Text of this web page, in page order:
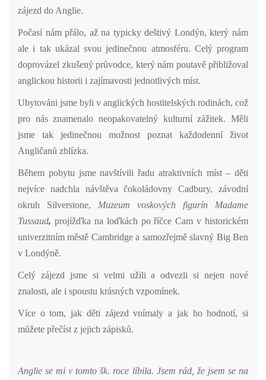
zájezd do Anglie.
Počasí nám přálo, až na typicky deštivý Londýn, který nám
ale i tak ukázal svou jedinečnou atmosféru. Celý program
doprovázel zkušený průvodce, který nám poutavě přibližoval
anglickou historii i zajímavosti jednotlivých míst.
Ubytováni jsme byli v anglických hostitelských rodinách, což
pro nás znamenalo neopakovatelný kulturní zážitek. Měli
jsme tak jedinečnou možnost poznat každodenní život
Angličanů zblízka.
Během pobytu jsme navštívili řadu atraktivních míst – děti
nejvíce nadchla návštěva čokoládovny Cadbury, závodní
okruh Silverstone, Muzeum voskových figurín Madame
Tussaud, projížďka na loďkách po říčce Cam v historickém
univerzitním městě Cambridge a samozřejmě slavný Big Ben
v Londýně.
Celý zájezd jsme si velmi užili a odvezli si nejen nové
znalosti, ale i spoustu krásných vzpomínek.
Více o tom, jak děti zájezd vnímaly a jak ho hodnotí, si
můžete přečíst z jejich zápisků.
Anglie se mi v tomto šk. roce líbila. Jsem rád, že jsem se na